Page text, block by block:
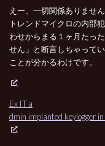
えー、一切関係ありませ
トレンドマイクロの内部
わせからまる１ヶ月たっ
せん」と断言しちゃって
ことが分かるわけです。
Ex IT a
dmin implanted keylogger